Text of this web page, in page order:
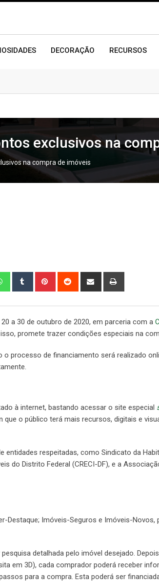
DECORAÇÃO RECURSOS
exclusivos na
na compra de imóveis
WhatsappTumblr Pinterest Reddit
Share
a 30 de outubro de 2020, em parceria com a
promete trazer condições especiais na
processo de financiamento será realizado
à internet, bastando acessar o site especial
o público terá mais recursos, digitais e
entidades respeitadas, como Sindicato da
do Distrito Federal (CRECI-DF), e a
Destaque; Imóveis-Seguros e Imóveis-Novos,
detalhada pelo imóvel desejado.
em 3D), cada comprador poderá receber
para a compra. Esta poderá ser